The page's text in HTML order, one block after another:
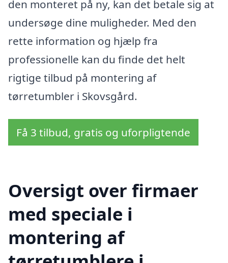
den monteret på ny, kan det betale sig at
undersøge dine muligheder. Med den
rette information og hjælp fra
professionelle kan du finde det helt
rigtige tilbud på montering af
tørretumbler i Skovsgård.
Få 3 tilbud, gratis og uforpligtende
Oversigt over firmaer
med speciale i
montering af